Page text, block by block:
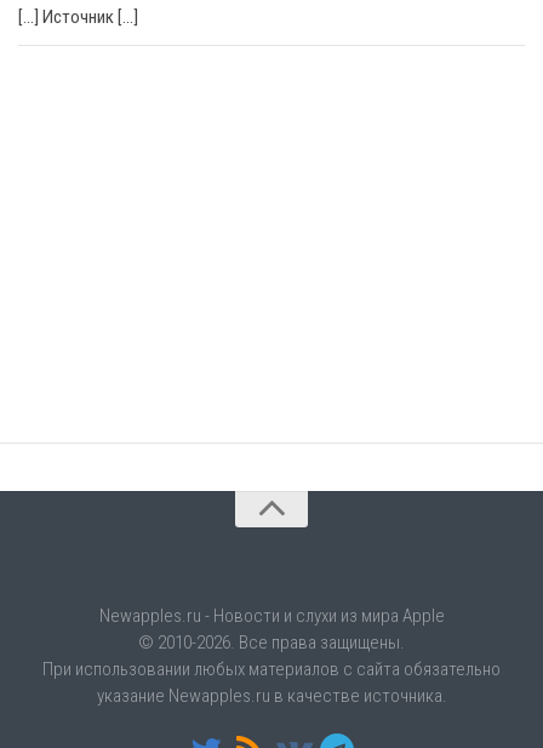
[…] Источник […]
Newapples.ru - Новости и слухи из мира Apple
© 2010-2026. Все права защищены.
При использовании любых материалов с сайта обязательно
указание Newapples.ru в качестве источника.